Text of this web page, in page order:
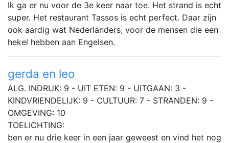
Ik ga er nu voor de 3e keer naar toe. Het strand is echt
super. Het restaurant Tassos is echt perfect. Daar zijn
ook aardig wat Nederlanders, voor de mensen die een
hekel hebben aan Engelsen.
gerda en leo
ALG. INDRUK: 9 - UIT ETEN: 9 - UITGAAN: 3 -
KINDVRIENDELIJK: 9 - CULTUUR: 7 - STRANDEN: 9 -
OMGEVING: 10
TOELICHTING:
ben er nu drie keer in een jaar geweest en vind het nog